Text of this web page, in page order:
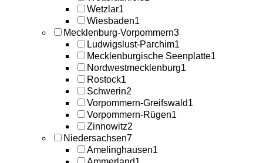
Wetzlar1
Wiesbaden1
Mecklenburg-Vorpommern3
Ludwigslust-Parchim1
Mecklenburgische Seenplatte1
Nordwestmecklenburg1
Rostock1
Schwerin2
Vorpommern-Greifswald1
Vorpommern-Rügen1
Zinnowitz2
Niedersachsen7
Amelinghausen1